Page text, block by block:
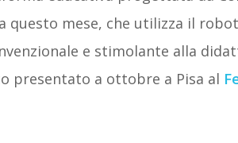
mese, che utilizza il
e stimolante alla
presentato a ottobre a Pisa al